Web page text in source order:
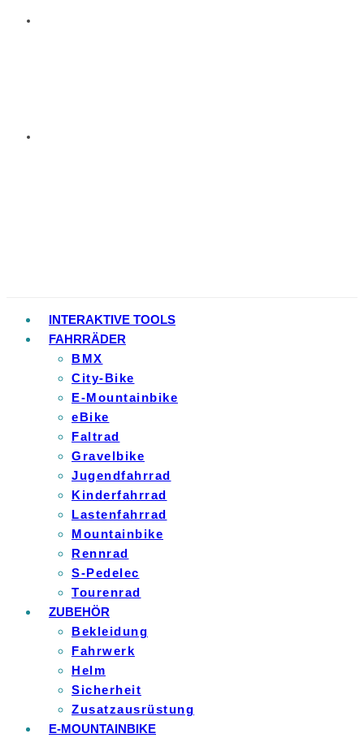
INTERAKTIVE TOOLS
FAHRRÄDER
BMX
City-Bike
E-Mountainbike
eBike
Faltrad
Gravelbike
Jugendfahrrad
Kinderfahrrad
Lastenfahrrad
Mountainbike
Rennrad
S-Pedelec
Tourenrad
ZUBEHÖR
Bekleidung
Fahrwerk
Helm
Sicherheit
Zusatzausrüstung
E-MOUNTAINBIKE